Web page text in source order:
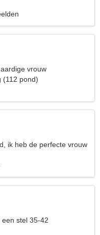
vrouw
(112 pond)
ik heb de perfecte vrouw
stel 35-42